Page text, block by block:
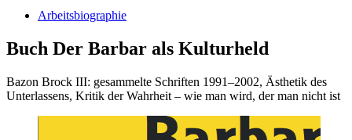
Arbeitsbiographie
Buch Der Barbar als Kulturheld
Bazon Brock III: gesammelte Schriften 1991–2002, Ästhetik des
Unterlassens, Kritik der Wahrheit – wie man wird, der man nicht ist